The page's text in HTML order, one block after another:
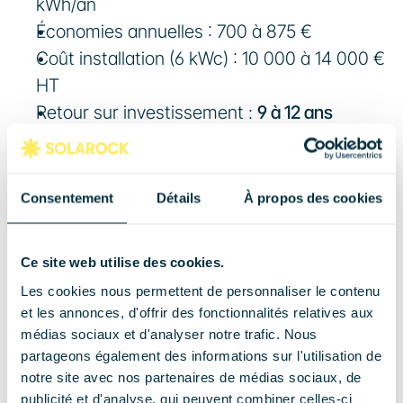
Consentement Détails À propos des cookies
Ce site web utilise des cookies.
Les cookies nous permettent de personnaliser le contenu
et les annonces, d'offrir des fonctionnalités relatives aux
médias sociaux et d'analyser notre trafic. Nous
partageons également des informations sur l'utilisation de
notre site avec nos partenaires de médias sociaux, de
publicité et d'analyse, qui peuvent combiner celles-ci
kWh/an
Économies annuelles : 700 à 875 €
Coût installation (6 kWc) : 10 000 à 14 000 €
HT
Retour sur investissement : 9 à 12 ans
Après amortissement, vous bénéficiez de 15 à
20 ans de production quasi gratuite. C'est un
💡 Le conseil Solarock
Depuis l'arrêté S21 du 1er juin 2026, la prime à
l'autoconsommation est supprimée et le tarif de rachat
du surplus est tombé à 1,1 c€/kWh. La rentabilité